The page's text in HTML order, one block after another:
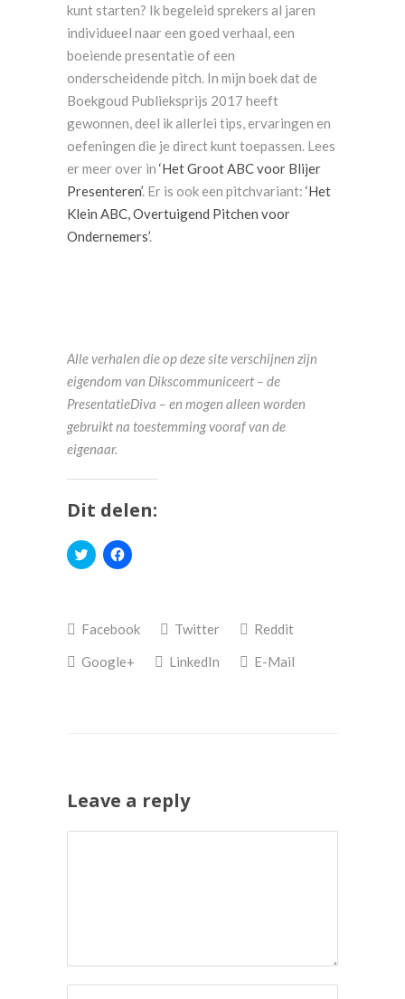
kunt starten? Ik begeleid sprekers al jaren
individueel naar een goed verhaal, een
boeiende presentatie of een
onderscheidende pitch. In mijn boek dat de
Boekgoud Publieksprijs 2017 heeft
gewonnen, deel ik allerlei tips, ervaringen en
oefeningen die je direct kunt toepassen. Lees
er meer over in ‘Het Groot ABC voor Blijer
Presenteren’. Er is ook een pitchvariant: ‘Het
Klein ABC, Overtuigend Pitchen voor
Ondernemers’.
Alle verhalen die op deze site verschijnen zijn
eigendom van Dikscommuniceert – de
PresentatieDiva – en mogen alleen worden
gebruikt na toestemming vooraf van de
eigenaar.
Dit delen:
Klik
om
(Wordt
in
nieuw
venster
Klik
om
(Wordt
in
nieuw
venster
Facebook Twitter
Reddit
Google+
LinkedIn E-Mail
Leave a reply